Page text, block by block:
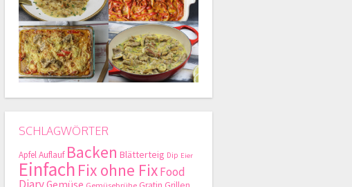
SCHLAGWÖRTER
ApfelAuflauf Backen Blätterteig Dip Eier
Einfach Fix ohne FixFood